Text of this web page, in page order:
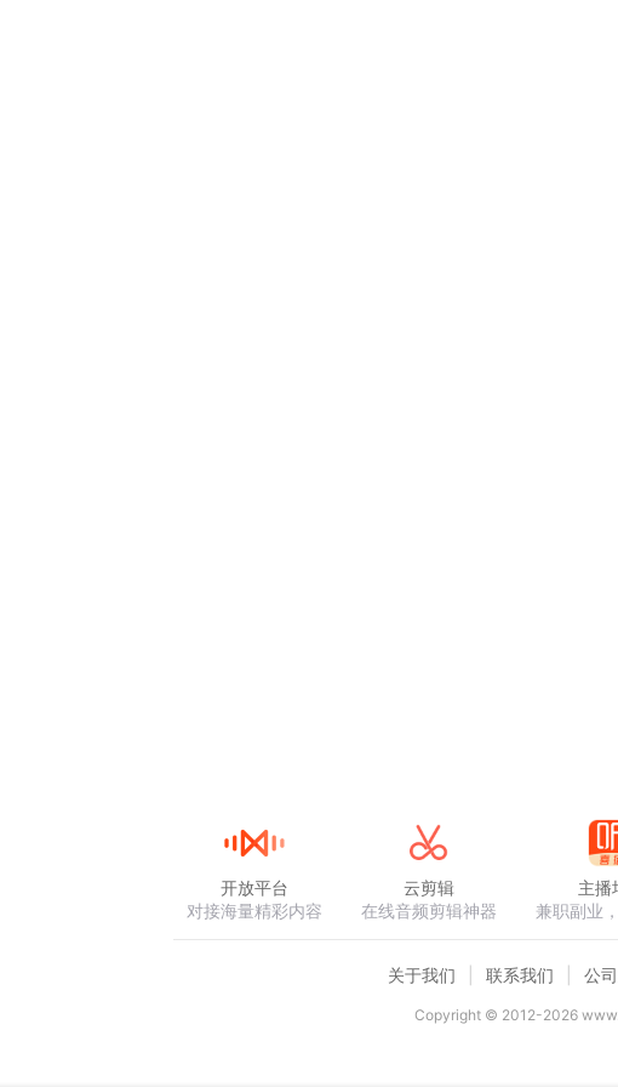
开放平台
对接海量精彩内容
云剪辑
在线音频剪辑神器
主播
兼职副业
关于我们 联系我们 公
Copyright © 2012-2026